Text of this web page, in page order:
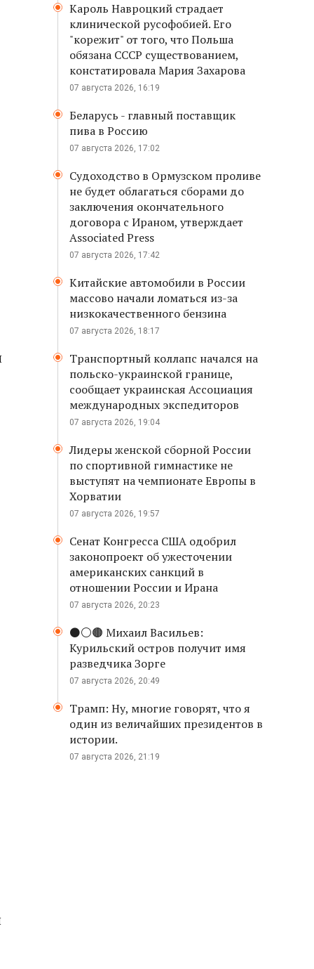
Кароль Навроцкий страдает
клинической русофобией. Его
"корежит" от того, что Польша
обязана СССР существованием,
констатировала Мария Захарова
07 августа 2026, 16:19
Беларусь - главный поставщик
пива в Россию
07 августа 2026, 17:02
Судоходство в Ормузском проливе
не будет облагаться сборами до
заключения окончательного
договора с Ираном, утверждает
Associated Press
07 августа 2026, 17:42
Китайские автомобили в России
массово начали ломаться из-за
низкокачественного бензина
07 августа 2026, 18:17
Транспортный коллапс начался на
польско-украинской границе,
сообщает украинская Ассоциация
международных экспедиторов
07 августа 2026, 19:04
Лидеры женской сборной России
по спортивной гимнастике не
выступят на чемпионате Европы в
Хорватии
07 августа 2026, 19:57
Сенат Конгресса США одобрил
законопроект об ужесточении
американских санкций в
отношении России и Ирана
07 августа 2026, 20:23
⚫️⚪️🟤 Михаил Васильев:
Курильский остров получит имя
разведчика Зорге
07 августа 2026, 20:49
Трамп: Ну, многие говорят, что я
один из величайших президентов в
истории.
07 августа 2026, 21:19